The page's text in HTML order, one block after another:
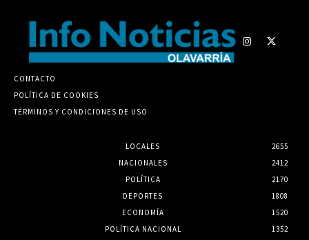
CONTACTO
POLÍTICA DE COOKIES
TÉRMINOS Y CONDICIONES DE USO
LOCALES
2655
NACIONALES
2412
POLÍTICA
2170
DEPORTES
1808
ECONOMÍA
1520
POLÍTICA NACIONAL
1352